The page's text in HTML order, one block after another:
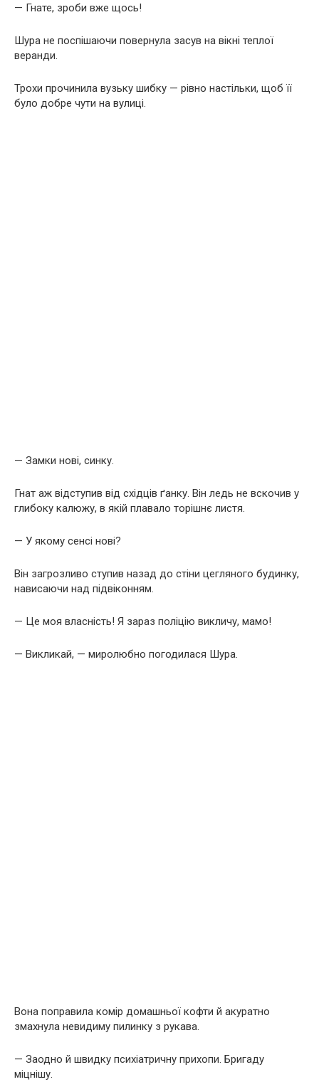
— Гнате, зроби вже щось!
Шура не поспішаючи повернула засув на вікні теплої
веранди.
Трохи прочинила вузьку шибку — рівно настільки, щоб її
було добре чути на вулиці.
— Замки нові, синку.
Гнат аж відступив від східців ґанку. Він ледь не вскочив у
глибоку калюжу, в якій плавало торішнє листя.
— У якому сенсі нові?
Він загрозливо ступив назад до стіни цегляного будинку,
нависаючи над підвіконням.
— Це моя власність! Я зараз поліцію викличу, мамо!
— Викликай, — миролюбно погодилася Шура.
Вона поправила комір домашньої кофти й акуратно
змахнула невидиму пилинку з рукава.
— Заодно й швидку психіатричну прихопи. Бригаду
міцнішу.